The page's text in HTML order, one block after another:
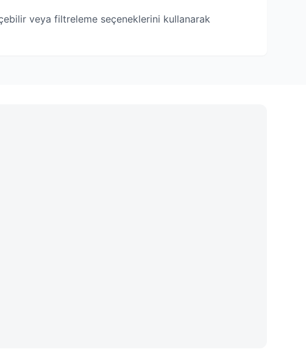
veya filtreleme seçeneklerini kullanarak